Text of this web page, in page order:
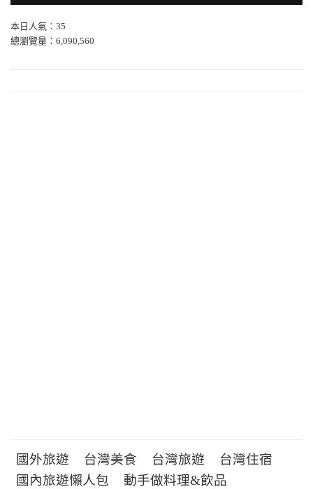
本日人氣：35
總瀏覽量：6,090,560
國外旅遊 台灣美食 台灣旅遊
台灣住宿
國內旅遊懶人包
動手做料理&飲品